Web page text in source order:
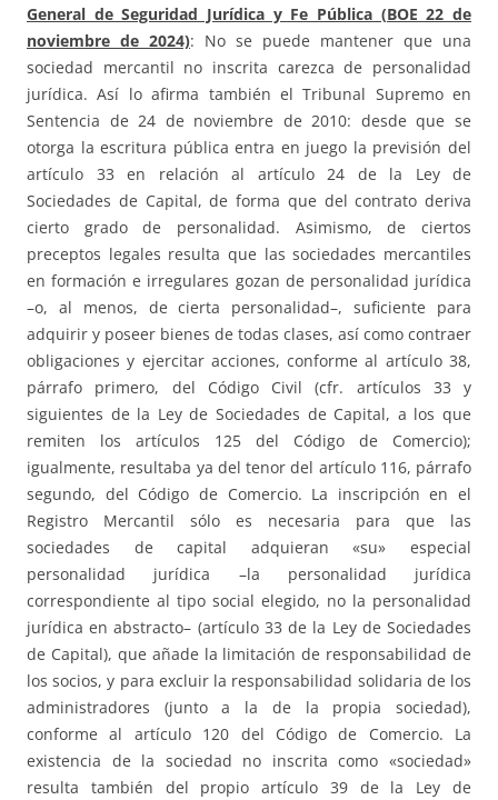
General de Seguridad Jurídica y Fe Pública (BOE 22 de
noviembre de 2024): No se puede mantener que una
sociedad mercantil no inscrita carezca de personalidad
jurídica. Así lo afirma también el Tribunal Supremo en
Sentencia de 24 de noviembre de 2010: desde que se
otorga la escritura pública entra en juego la previsión del
artículo 33 en relación al artículo 24 de la Ley de
Sociedades de Capital, de forma que del contrato deriva
cierto grado de personalidad. Asimismo, de ciertos
preceptos legales resulta que las sociedades mercantiles
en formación e irregulares gozan de personalidad jurídica
–o, al menos, de cierta personalidad–, suficiente para
adquirir y poseer bienes de todas clases, así como contraer
obligaciones y ejercitar acciones, conforme al artículo 38,
párrafo primero, del Código Civil (cfr. artículos 33 y
siguientes de la Ley de Sociedades de Capital, a los que
remiten los artículos 125 del Código de Comercio);
igualmente, resultaba ya del tenor del artículo 116, párrafo
segundo, del Código de Comercio. La inscripción en el
Registro Mercantil sólo es necesaria para que las
sociedades de capital adquieran «su» especial
personalidad jurídica –la personalidad jurídica
correspondiente al tipo social elegido, no la personalidad
jurídica en abstracto– (artículo 33 de la Ley de Sociedades
de Capital), que añade la limitación de responsabilidad de
los socios, y para excluir la responsabilidad solidaria de los
administradores (junto a la de la propia sociedad),
conforme al artículo 120 del Código de Comercio. La
existencia de la sociedad no inscrita como «sociedad»
resulta también del propio artículo 39 de la Ley de